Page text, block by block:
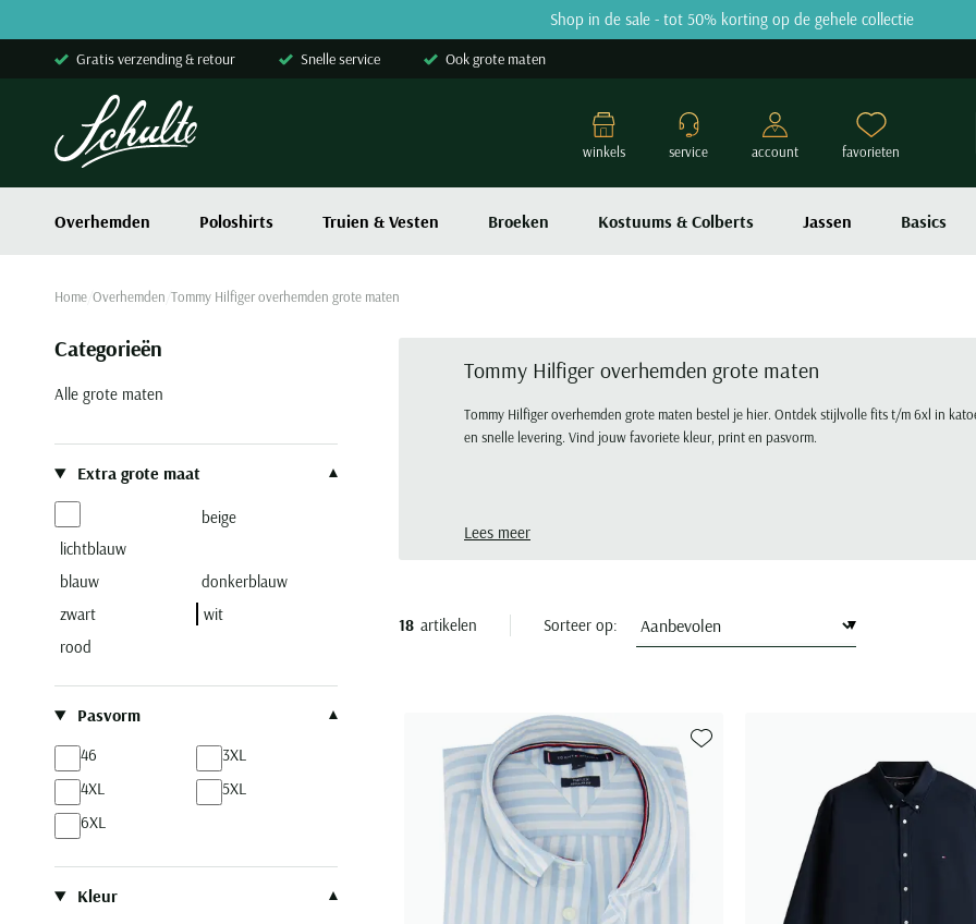
Shop in de sale - tot 50% korting op de gehele collectie
Gratis verzending & retour Snelle service Ook grote maten
Overhemden Poloshirts Truien & Vesten Broeken Kostuums & Colberts Jassen Basics
winkels service account favorieten
Home Overhemden Tommy Hilfiger overhemden grote maten
Tommy Hilfiger overhemden grote maten
Tommy Hilfiger overhemden grote maten bestel je hier. Ontdek stijlvolle fits t/m 6xl in
en snelle levering. Vind jouw favoriete kleur, print en pasvorm.
Lees meer
Categorieën
Alle grote maten
Extra grote maat
lichtblauw
beige
blauw
donkerblauw
zwart
wit
rood
Pasvorm
46
3XL
4XL
5XL
6XL
Kleur
18 artikelen Sorteer op: